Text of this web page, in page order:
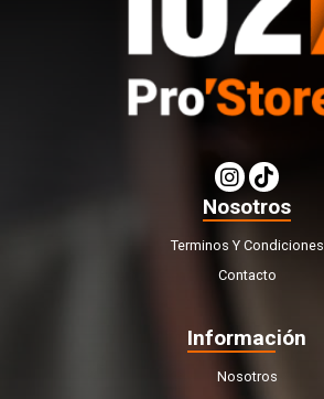
Nosotros
Terminos Y Condiciones
Contacto
Información
Nosotros